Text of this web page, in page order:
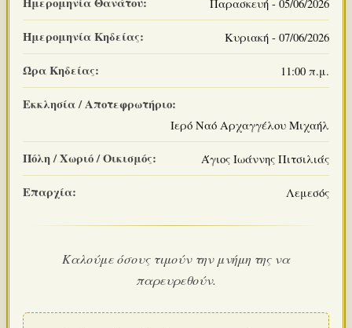
Παρασκευή - 05/06/2026
Ημερομηνία Κηδείας: Κυριακή - 07/06/2026
Ώρα Κηδείας: 11:00 π.μ.
Εκκλησία / Αποτεφρωτήριο:
Ιερό Ναό Αρχαγγέλου Μιχαήλ
Πόλη / Χωριό / Οικισμός: Άγιος Ιωάννης Πιτσιλιάς
Επαρχία: Λεμεσός
Καλούμε όσους τιμούν την μνήμη της να
παρευρεθούν.